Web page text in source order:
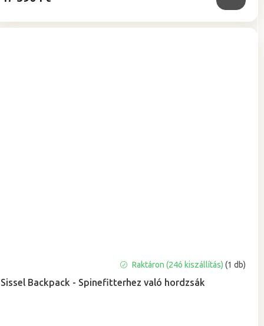
Sissel Backpack - Spinefitterhez való hordzsák
Raktáron (24ó kiszállítás) (1 db)